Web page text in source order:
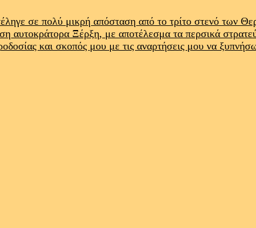
σε πολύ μικρή απόσταση από το τρίτο στενό
αυτοκράτορα Ξέρξη, με αποτέλεσμα τα περσικά
και σκοπός μου με τις αναρτήσεις μου να